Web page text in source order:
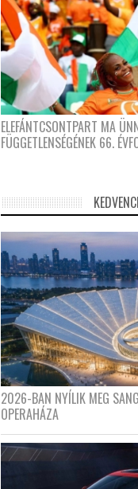
ELEFÁNTCSONTPART MA
FÜGGETLENSÉGÉNEK 66.
2026-BAN NYÍLIK MEG
OPERAHÁZA